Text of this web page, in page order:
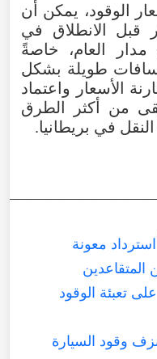
الوقود، يمكن أن
قبل الانطلاق
في
مدار العام، خاصةً
طويلة بشكل
الأسعار
واعتماد
من أكثر
الطرق
النقل في بريطانيا.
استرداد معونة
المتقاعدين
تعبئة الوقود
وقود السيارة